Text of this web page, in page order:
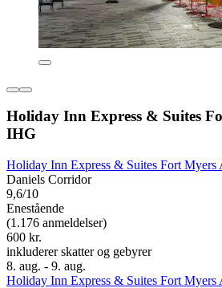
Holiday Inn Express & Suites
IHG
Holiday Inn Express & Suites Fort
Daniels Corridor
9,6/10
Enestående
(1.176 anmeldelser)
600 kr.
inkluderer skatter og gebyrer
8. aug. - 9. aug.
Holiday Inn Express & Suites Fort